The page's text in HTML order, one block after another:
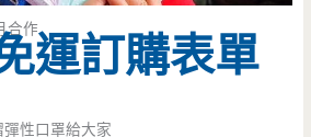
合作運訂購表單
性口罩給大家